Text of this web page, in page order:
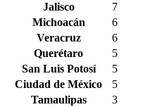
Jalisco
7
Michoacán
6
Veracruz
6
Querétaro
5
San Luis Potosí
5
Ciudad de México
5
Tamaulipas
3